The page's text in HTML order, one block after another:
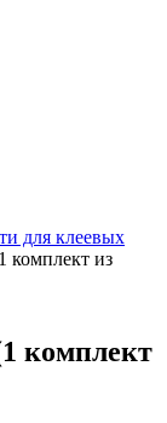
для клеевых
комплект из
комплект